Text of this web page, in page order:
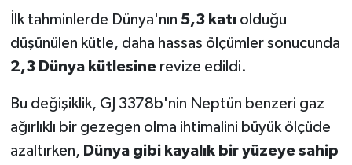
İlk tahminlerde Dünya'nın 5,3 katıolduğu
düşünülen kütle, daha hassas ölçümler sonucunda
2,3 Dünya kütlesinerevize edildi.
Bu değişiklik, GJ 3378b'nin Neptün benzeri gaz
ağırlıklı bir gezegen olma ihtimalini büyük ölçüde
azaltırken, Dünya gibi kayalık bir yüzeye sahip